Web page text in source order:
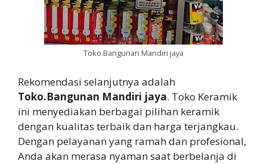
Toko.Bangunan Mandiri jaya
Rekomendasi selanjutnya adalah
Toko.Bangunan Mandiri jaya. Toko Keramik
ini menyediakan berbagai pilihan keramik
dengan kualitas terbaik dan harga terjangkau.
Dengan pelayanan yang ramah dan profesional,
Anda akan merasa nyaman saat berbelanja di